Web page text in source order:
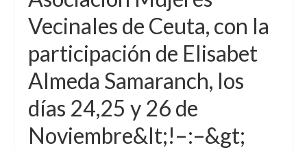
Vecinales de Ceuta, con la
participación de Elisabet
Almeda Samaranch, los
días 24,25 y 26 de
Noviembre&lt;!–:–&gt;